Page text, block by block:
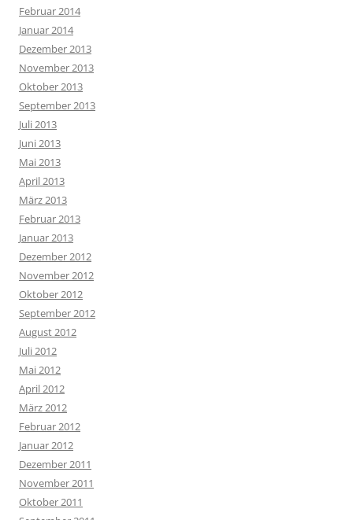
Februar 2014
Januar 2014
Dezember 2013
November 2013
Oktober 2013
September 2013
Juli 2013
Juni 2013
Mai 2013
April 2013
März 2013
Februar 2013
Januar 2013
Dezember 2012
November 2012
Oktober 2012
September 2012
August 2012
Juli 2012
Mai 2012
April 2012
März 2012
Februar 2012
Januar 2012
Dezember 2011
November 2011
Oktober 2011